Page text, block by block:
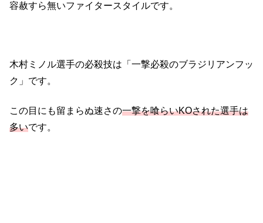
容赦すら無いファイタースタイルです。
木村ミノル選手の必殺技は「一撃必殺のブラジリアンフッ
ク」です。
この目にも留まらぬ速さの一撃を喰らいKOされた選手は
多いです。